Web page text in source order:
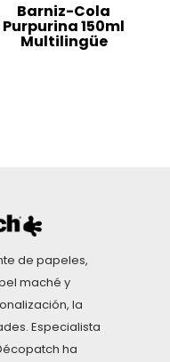
Barniz-Cola
Purpurina 150ml
Multilingüe
de papeles,
maché y
la
Especialista
ha